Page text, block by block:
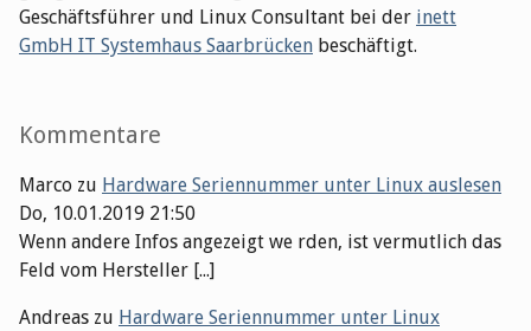
Geschäftsführer und Linux Consultant bei der inett
GmbH IT Systemhaus Saarbrücken beschäftigt.
Kommentare
Marco zu Hardware Seriennummer unter Linux auslesen
Do, 10.01.2019 21:50
Wenn andere Infos angezeigt we rden, ist vermutlich das
Feld vom Hersteller [...]
Andreas zu Hardware Seriennummer unter Linux